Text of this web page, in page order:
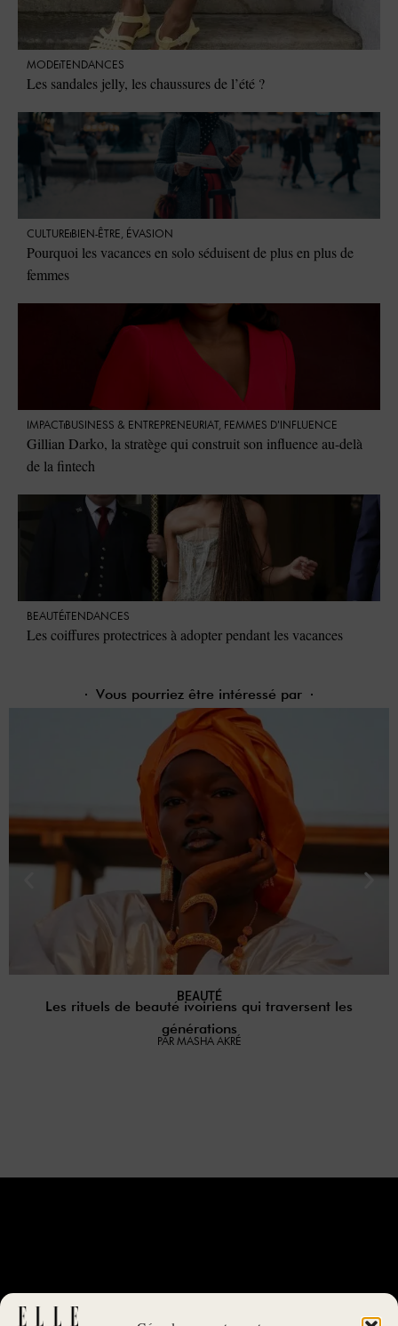
MODE TENDANCES
Les sandales jelly, les chaussures de l’été ?
CULTURE BIEN-ÊTRE, ÉVASION
Pourquoi les vacances en solo séduisent de plus en plus de
femmes
IMPACT ⁠BUSINESS & ENTREPRENEURIAT , FEMMES D'INFLUENCE
Gillian Darko, la stratège qui construit son influence au-delà
de la fintech
BEAUTÉ TENDANCES
Les coiffures protectrices à adopter pendant les vacances
Vous pourriez être intéressé par
BEAUTÉ
Les rituels de beauté ivoiriens qui traversent les
générations
PAR MASHA AKRÉ